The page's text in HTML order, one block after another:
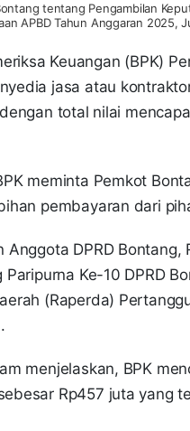
tentang Pengambilan
APBD Tahun Anggaran 2025,
Keuangan (BPK)
jasa atau
total nilai
meminta Pemkot
pembayaran dari
Anggota DPRD
Ke-10 DPRD
(Raperda)
menjelaskan, BPK
Rp457 juta yang